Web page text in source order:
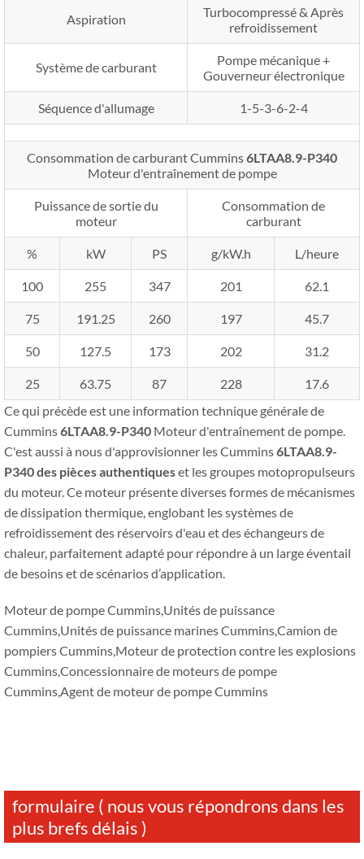
Aspiration
Turbocompressé & Après
refroidissement
Système de carburant
Pompe mécanique +
Gouverneur électronique
Séquence d'allumage 1-5-3-6-2-4
Consommation de carburant Cummins6LTAA8.9-P340
Moteur d'entraînement de pompe
Puissance de sortie du
moteur
Consommation de
carburant
% kW PS g/kW.h L/heure
100 255 347 201 62.1
75 191.25 260 197 45.7
50 127.5 173 202 31.2
25 63.75 87 228
17.6
Ce qui précède est une information technique générale de
Cummins6LTAA8.9-P340 Moteur d'entraînement de pompe.
C'est aussi à nous d'approvisionner les Cummins6LTAA8.9-
P340des pièces authentiqueset les groupes motopropulseurs
du moteur. Ce moteur présente diverses formes de mécanismes
de dissipation thermique, englobant les systèmes de
refroidissement des réservoirs d'eau et des échangeurs de
chaleur, parfaitement adapté pour répondre à un large éventail
de besoins et de scénarios d’application.
Moteur de pompe Cummins,Unités de puissance
Cummins,Unités de puissance marines Cummins,Camion de
pompiers Cummins,Moteur de protection contre les explosions
Cummins,Concessionnaire de moteurs de pompe
Cummins,Agent de moteur de pompe Cummins
formulaire ( nous vous répondrons dans les
plus brefs délais )